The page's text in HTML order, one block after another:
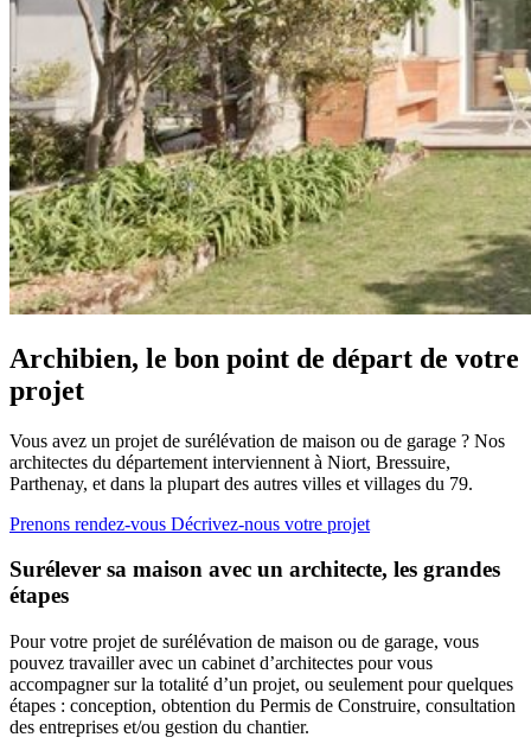
Archibien, le bon point de départ de votre
projet
Vous avez un projet de surélévation de maison ou de garage ? Nos
architectes du département interviennent à Niort, Bressuire,
Parthenay, et dans la plupart des autres villes et villages du 79.
Prenons rendez-vous Décrivez-nous votre projet
Surélever sa maison avec un architecte, les grandes
étapes
Pour votre projet de surélévation de maison ou de garage, vous
pouvez travailler avec un cabinet d’architectes pour vous
accompagner sur la totalité d’un projet, ou seulement pour quelques
étapes : conception, obtention du Permis de Construire, consultation
des entreprises et/ou gestion du chantier.